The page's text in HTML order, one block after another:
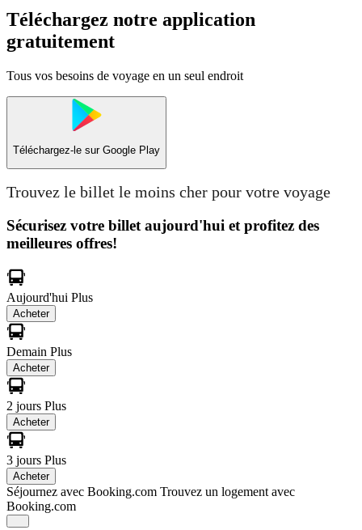
Téléchargez notre application
gratuitement
Tous vos besoins de voyage en un seul endroit
Téléchargez-le sur Google Play
Trouvez le billet le moins cher pour votre voyage
Sécurisez votre billet aujourd'hui et profitez des
meilleures offres!
Aujourd'hui Plus
Acheter
Demain Plus
Acheter
2 jours Plus
Acheter
3 jours Plus
Acheter
Séjournez avec Booking.com Trouvez un logement avec
Booking.com